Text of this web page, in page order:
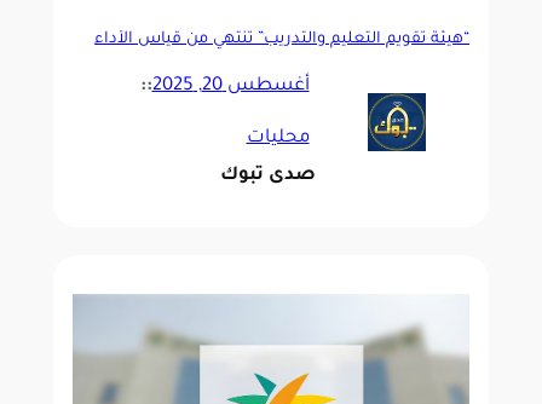
“هيئة تقويم التعليم والتدريب” تنتهي من قياس الأداء
أغسطس 20, 2025 ::
محليات
صدى تبوك